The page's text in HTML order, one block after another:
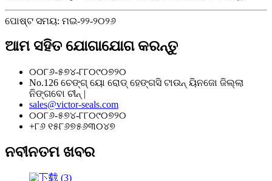
ପୋଷ୍ଟ ସମୟ: ମଇ-୨୨-୨୦୨୬
ଆମ ସହିତ ଯୋଗାଯୋଗ କରନ୍ତୁ
୦୦୮୬-୫୭୪-୮୮୦୯୦୭୨୦
No.126 ଚେଙ୍ଗ୍ ୟୋ ରୋଡ୍ ହେଙ୍ଗସି ଟାଉନ୍ ୟିନଜୋ ଜିଲ୍ଲା
ନିଙ୍ଗବୋ ଚୀନ୍ |
sales@victor-seals.com
୦୦୮୬-୫୭୪-୮୮୦୯୦୭୨୦
+୮୬ ୧୫୮୬୭୫୬୩୦୪୭
ନବୀନତମ ଖବର